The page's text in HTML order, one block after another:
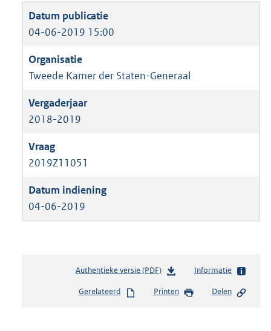
04-06-2019 15:00
Tweede Kamer der Staten-Generaal
2018-2019
2019Z11051
04-06-2019
Authentieke versie (PDF)b
s
Informatie
Gerelateerd Printen Delen